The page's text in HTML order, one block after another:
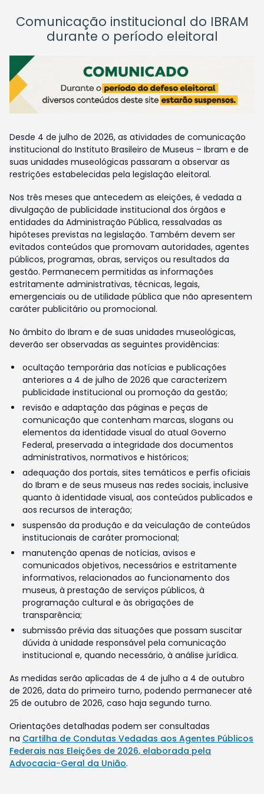
Comunicação institucional do IBRAM
durante o período eleitoral
Desde 4 de julho de 2026, as atividades de comunicação
institucional do Instituto Brasileiro de Museus – Ibram e de
suas unidades museológicas passaram a observar as
restrições estabelecidas pela legislação eleitoral.
Nos três meses que antecedem as eleições, é vedada a
divulgação de publicidade institucional dos órgãos e
entidades da Administração Pública, ressalvadas as
hipóteses previstas na legislação. Também devem ser
evitados conteúdos que promovam autoridades, agentes
públicos, programas, obras, serviços ou resultados da
gestão. Permanecem permitidas as informações
estritamente administrativas, técnicas, legais,
emergenciais ou de utilidade pública que não apresentem
caráter publicitário ou promocional.
No âmbito do Ibram e de suas unidades museológicas,
deverão ser observadas as seguintes providências:
ocultação temporária das notícias e publicações
anteriores a 4 de julho de 2026 que caracterizem
publicidade institucional ou promoção da gestão;
revisão e adaptação das páginas e peças de
comunicação que contenham marcas, slogans ou
elementos da identidade visual do atual Governo
Federal, preservada a integridade dos documentos
administrativos, normativos e históricos;
adequação dos portais, sites temáticos e perfis oficiais
do Ibram e de seus museus nas redes sociais, inclusive
quanto à identidade visual, aos conteúdos publicados e
aos recursos de interação;
suspensão da produção e da veiculação de conteúdos
institucionais de caráter promocional;
manutenção apenas de notícias, avisos e
comunicados objetivos, necessários e estritamente
informativos, relacionados ao funcionamento dos
museus, à prestação de serviços públicos, à
programação cultural e às obrigações de
transparência;
submissão prévia das situações que possam suscitar
dúvida à unidade responsável pela comunicação
institucional e, quando necessário, à análise jurídica.
As medidas serão aplicadas de 4 de julho a 4 de outubro
de 2026, data do primeiro turno, podendo permanecer até
25 de outubro de 2026, caso haja segundo turno.
Orientações detalhadas podem ser consultadas
na Cartilha de Condutas Vedadas aos Agentes Públicos
Federais nas Eleições de 2026, elaborada pela
Advocacia-Geral da União.